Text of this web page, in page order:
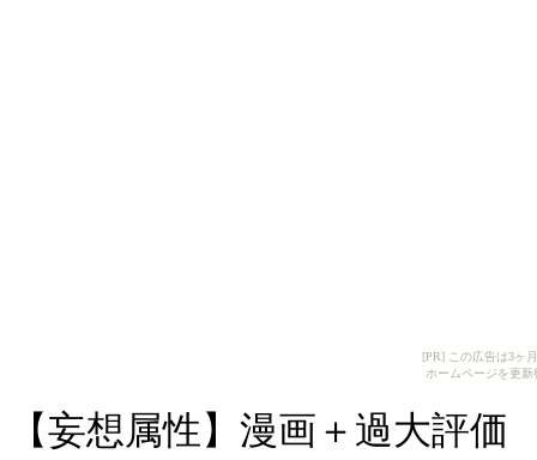
[PR] この広告は3ヶ
ホームページを更
【妄想属性】漫画＋過大評価